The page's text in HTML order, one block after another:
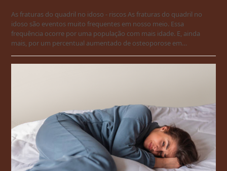
As fraturas do quadril no idoso - riscos As fraturas do quadril no
idoso são eventos muito frequentes em nosso meio. Essa
frequência ocorre por uma população com mais idade. E, ainda
mais, por um percentual aumentado de osteoporose em…